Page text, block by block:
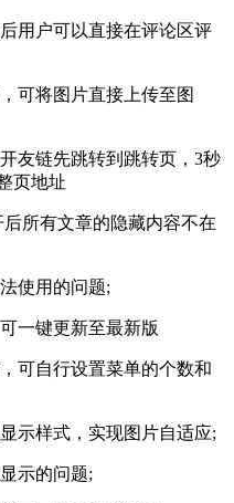
户可以直接在评论区评
将图片直接上传至图
链先跳转到跳转页，3秒
页地址
所有文章的隐藏内容不在
使用的问题;
一键更新至最新版
自行设置菜单的个数和
样式，实现图片自适应;
示的问题;